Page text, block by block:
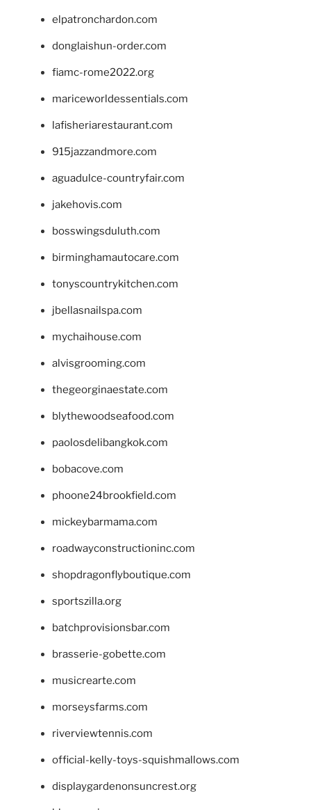
elpatronchardon.com
donglaishun-order.com
fiamc-rome2022.org
mariceworldessentials.com
lafisheriarestaurant.com
915jazzandmore.com
aguadulce-countryfair.com
jakehovis.com
bosswingsduluth.com
birminghamautocare.com
tonyscountrykitchen.com
jbellasnailspa.com
mychaihouse.com
alvisgrooming.com
thegeorginaestate.com
blythewoodseafood.com
paolosdelibangkok.com
bobacove.com
phoone24brookfield.com
mickeybarmama.com
roadwayconstructioninc.com
shopdragonflyboutique.com
sportszilla.org
batchprovisionsbar.com
brasserie-gobette.com
musicrearte.com
morseysfarms.com
riverviewtennis.com
official-kelly-toys-squishmallows.com
displaygardenonsuncrest.org